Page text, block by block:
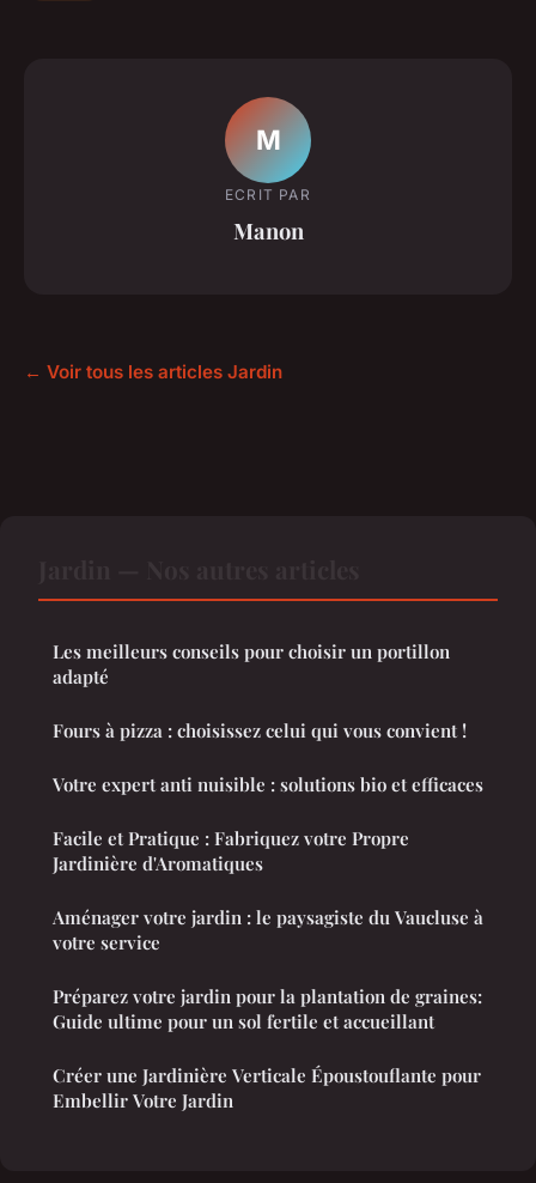
M
ECRIT PAR
Manon
← Voir tous les articles Jardin
Les meilleurs conseils pour choisir un portillon
adapté
Fours à pizza : choisissez celui qui vous convient !
Votre expert anti nuisible : solutions bio et efficaces
Facile et Pratique : Fabriquez votre Propre
Jardinière d'Aromatiques
Aménager votre jardin : le paysagiste du Vaucluse à
votre service
Préparez votre jardin pour la plantation de graines:
Guide ultime pour un sol fertile et accueillant
Créer une Jardinière Verticale Époustouflante pour
Embellir Votre Jardin